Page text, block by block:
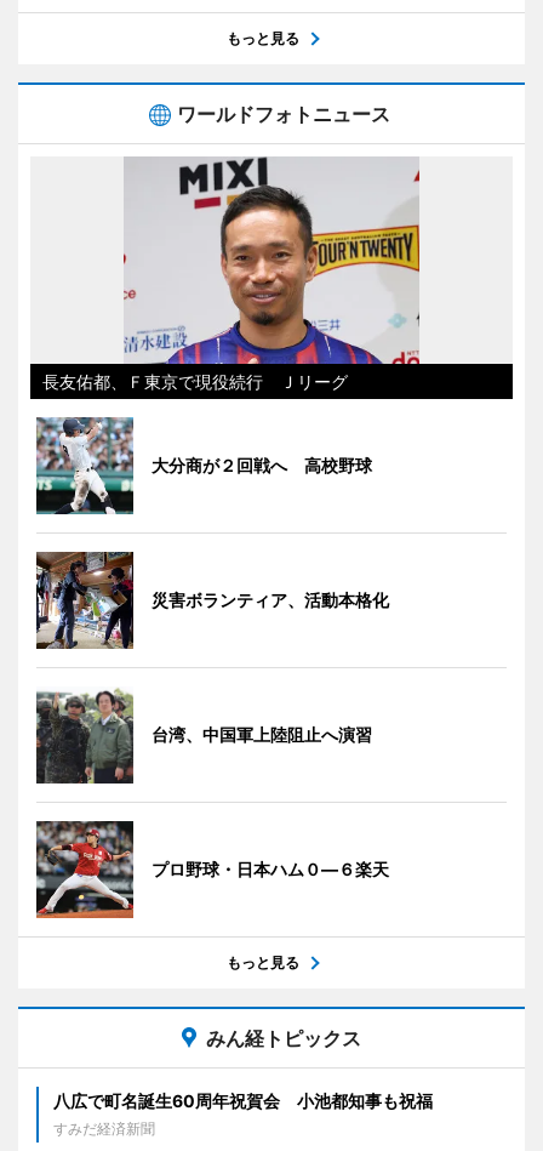
もっと見る
ワールドフォトニュース
長友佑都、Ｆ東京で現役続行 Ｊリーグ
大分商が２回戦へ 高校野球
災害ボランティア、活動本格化
台湾、中国軍上陸阻止へ演習
プロ野球・日本ハム０―６楽天
もっと見る
みん経トピックス
八広で町名誕生60周年祝賀会 小池都知事も祝福
すみだ経済新聞